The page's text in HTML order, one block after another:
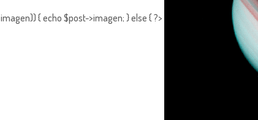
imagen)) { echo $post->imagen; } else { ?>